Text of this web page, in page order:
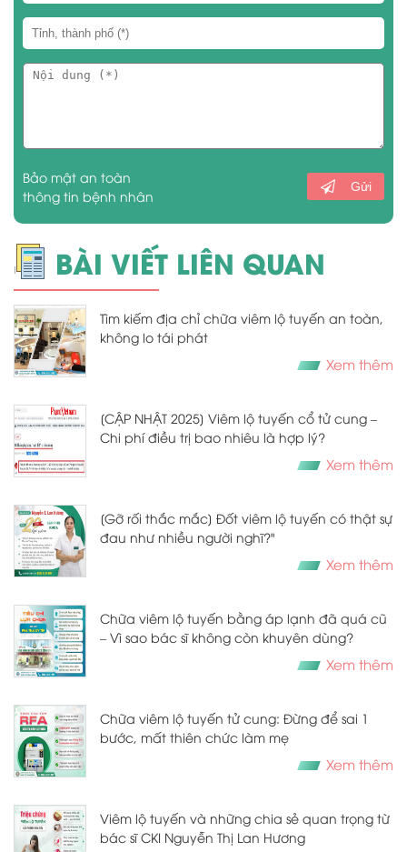
Bảo mật an toàn
thông tin bệnh nhân
Gửi
BÀI VIẾT LIÊN QUAN
Tìm kiếm địa chỉ chữa viêm lộ tuyến an toàn,
không lo tái phát
Xem thêm
[CẬP NHẬT 2025] Viêm lộ tuyến cổ tử cung –
Chi phí điều trị bao nhiêu là hợp lý?
Xem thêm
[Gỡ rối thắc mắc] Đốt viêm lộ tuyến có thật sự
đau như nhiều người nghĩ?"
Xem thêm
Chữa viêm lộ tuyến bằng áp lạnh đã quá cũ
– Vì sao bác sĩ không còn khuyên dùng?
Xem thêm
Chữa viêm lộ tuyến tử cung: Đừng để sai 1
bước, mất thiên chức làm mẹ
Xem thêm
Viêm lộ tuyến và những chia sẻ quan trọng từ
bác sĩ CKI Nguyễn Thị Lan Hương